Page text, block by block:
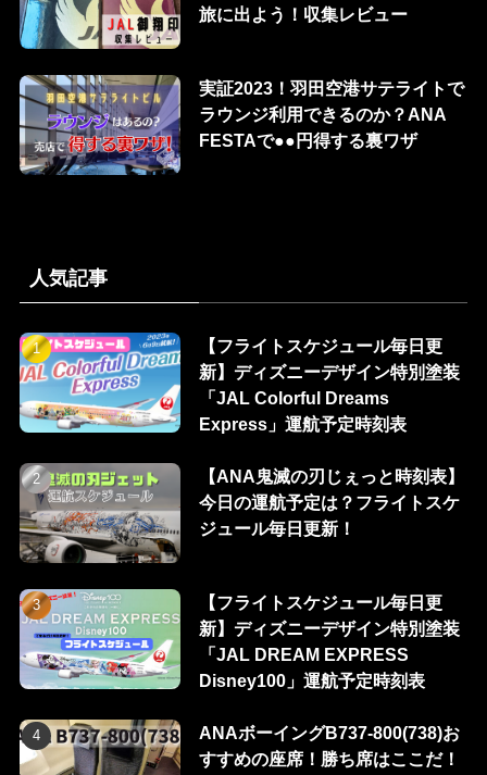
旅に出よう！収集レビュー
実証2023！羽田空港サテライトで
ラウンジ利用できるのか？ANA
FESTAで●●円得する裏ワザ
人気記事
【フライトスケジュール毎日更
新】ディズニーデザイン特別塗装
「JAL Colorful Dreams
Express」運航予定時刻表
【ANA鬼滅の刃じぇっと時刻表】
今日の運航予定は？フライトスケ
ジュール毎日更新！
【フライトスケジュール毎日更
新】ディズニーデザイン特別塗装
「JAL DREAM EXPRESS
Disney100」運航予定時刻表
ANAボーイングB737-800(738)お
すすめの座席！勝ち席はここだ！